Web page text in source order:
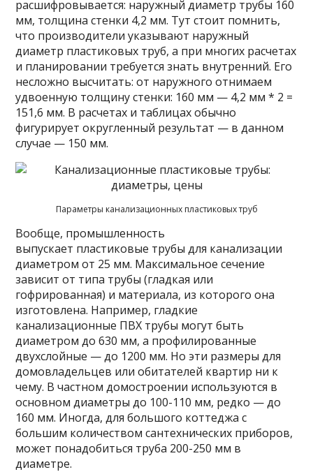
расшифровывается: наружный диаметр трубы 160
мм, толщина стенки 4,2 мм. Тут стоит помнить,
что производители указывают наружный
диаметр пластиковых труб, а при многих расчетах
и планировании требуется знать внутренний. Его
несложно высчитать: от наружного отнимаем
удвоенную толщину стенки: 160 мм — 4,2 мм * 2 =
151,6 мм. В расчетах и таблицах обычно
фигурирует округленный результат — в данном
случае — 150 мм.
Параметры канализационных пластиковых труб
Вообще, промышленность
выпускает пластиковые трубы для канализации
диаметром от 25 мм. Максимальное сечение
зависит от типа трубы (гладкая или
гофрированная) и материала, из которого она
изготовлена. Например, гладкие
канализационные ПВХ трубы могут быть
диаметром до 630 мм, а профилированные
двухслойные — до 1200 мм. Но эти размеры для
домовладельцев или обитателей квартир ни к
чему. В частном домостроении используются в
основном диаметры до 100-110 мм, редко — до
160 мм. Иногда, для большого коттеджа с
большим количеством сантехнических приборов,
может понадобиться труба 200-250 мм в
диаметре.